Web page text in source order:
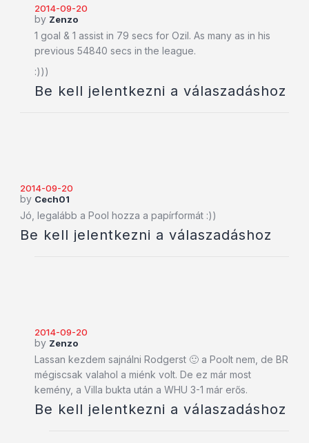
2014-09-20
by Zenzo
1 goal & 1 assist in 79 secs for Ozil. As many as in his
previous 54840 secs in the league.
:)))
Be kell jelentkezni a válaszadáshoz
2014-09-20
by Cech01
Jó, legalább a Pool hozza a papírformát :))
Be kell jelentkezni a válaszadáshoz
2014-09-20
by Zenzo
Lassan kezdem sajnálni Rodgerst 🙂 a Poolt nem, de BR
mégiscsak valahol a miénk volt. De ez már most
kemény, a Villa bukta után a WHU 3-1 már erős.
Be kell jelentkezni a válaszadáshoz